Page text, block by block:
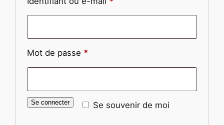
Mot de passe *
Se souvenir de moi
Se connecter